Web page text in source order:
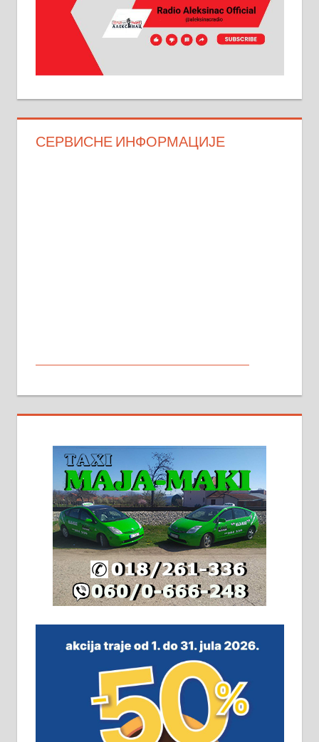
СЕРВИСНЕ ИНФОРМАЦИЈЕ
МАЛИ ОГЛАСИ
На продају кућа у Алексинцу,
2х150м2, две гараже, централно
грејање на гас и дрва. Две
адресе. 063/71-74-023
Издајем комплетно опремљену
халу на Житковачком путу, на
плацу површине око 7 ари.
064/321-80-51; 063/102-35-25
На продају легализована, нова,
незавршена кућа површине 160
виру у Алексинцу. Могућа
замена. 064/21-63-584
ПОСЛОВНИ ОГЛАСИ